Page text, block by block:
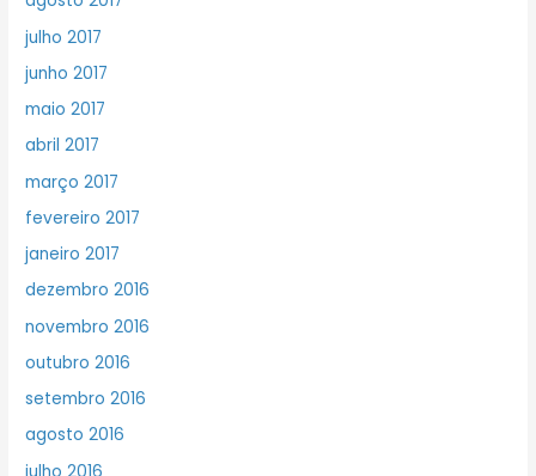
julho 2017
junho 2017
maio 2017
abril 2017
março 2017
fevereiro 2017
janeiro 2017
dezembro 2016
novembro 2016
outubro 2016
setembro 2016
agosto 2016